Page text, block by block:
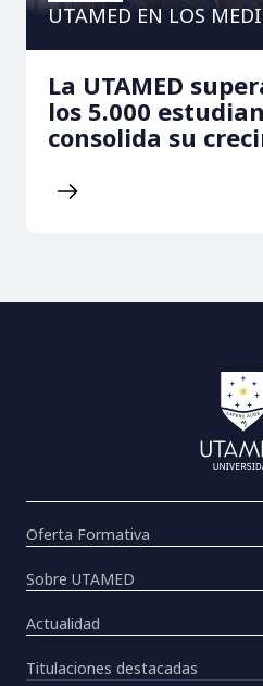
UTAMED EN LOS
La UTAMED
los 5.000
consolida su
Oferta Formativa
Sobre UTAMED
Actualidad
Titulaciones destacadas